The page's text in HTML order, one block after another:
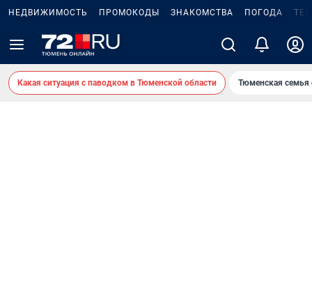
НЕДВИЖИМОСТЬ ПРОМОКОДЫ ЗНАКОМСТВА ПОГОДА
Какая ситуация с паводком в Тюменской области Тюменская семья